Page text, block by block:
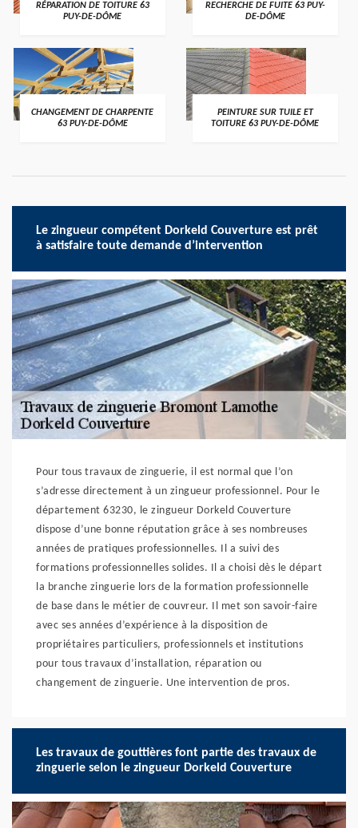
RÉPARATION DE TOITURE 63
PUY-DE-DÔME
RECHERCHE DE FUITE 63 PUY-
DE-DÔME
CHANGEMENT DE CHARPENTE
63 PUY-DE-DÔME
PEINTURE SUR TUILE ET
TOITURE 63 PUY-DE-DÔME
Le zingueur compétent Dorkeld Couverture est prêt
à satisfaire toute demande d’intervention
Pour tous travaux de zinguerie, il est normal que l’on
s’adresse directement à un zingueur professionnel. Pour le
département 63230, le zingueur Dorkeld Couverture
dispose d’une bonne réputation grâce à ses nombreuses
années de pratiques professionnelles. Il a suivi des
formations professionnelles solides. Il a choisi dès le départ
la branche zinguerie lors de la formation professionnelle
de base dans le métier de couvreur. Il met son savoir-faire
avec ses années d’expérience à la disposition de
propriétaires particuliers, professionnels et institutions
pour tous travaux d’installation, réparation ou
changement de zinguerie. Une intervention de pros.
Les travaux de gouttières font partie des travaux de
zinguerie selon le zingueur Dorkeld Couverture